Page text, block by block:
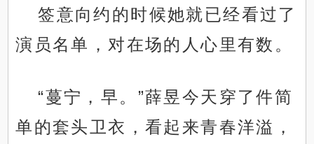
签意向约的时候她就已经看过了
演员名单，对在场的人心里有数。
“蔓宁，早。”薛昱今天穿了件简
单的套头卫衣，看起来青春洋溢，